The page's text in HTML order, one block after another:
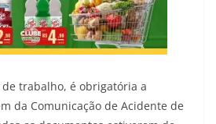
trabalho, é obrigatória a
da Comunicação de Acidente de